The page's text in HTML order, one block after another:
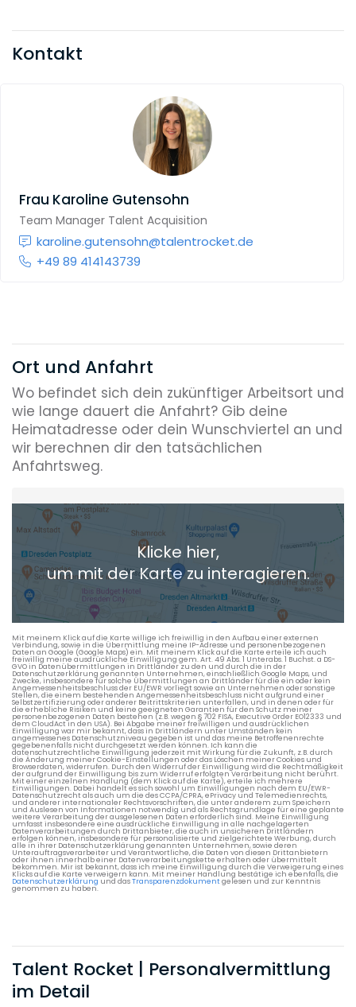
Kontakt
Frau Karoline Gutensohn
Team Manager Talent Acquisition
karoline.gutensohn@talentrocket.de
+49 89 414143739
Ort und Anfahrt
Wo befindet sich dein zukünftiger Arbeitsort und
wie lange dauert die Anfahrt? Gib deine
Heimatadresse oder dein Wunschviertel an und
wir berechnen dir den tatsächlichen
Anfahrtsweg.
Heimatadresse oder Wunschort
+ Aktuellen Standort hinzufügen
Die berechneten Anreisezeiten basieren auf den
Verkehrsdaten eines typischen Dienstag morgens um 8:30.
Klicke hier,
um mit der Karte zu interagieren.
Mit meinem Klick auf die Karte willige ich freiwillig in den Aufbau einer externen
Verbindung, sowie in die Übermittlung meine IP-Adresse und personenbezogenen
Daten an Google (Google Maps) ein. Mit meinem Klick auf die Karte erteile ich auch
freiwillig meine ausdrückliche Einwilligung gem. Art. 49 Abs. 1 Unterabs. 1 Buchst. a DS-
GVO in Datenübermittlungen in Drittländer zu den und durch die in der
Datenschutzerklärung genannten Unternehmen, einschließlich Google Maps, und
Zwecke, insbesondere für solche Übermittlungen an Drittländer für die ein oder kein
Angemessenheitsbeschluss der EU/EWR vorliegt sowie an Unternehmen oder sonstige
Stellen, die einem bestehenden Angemessenheitsbeschluss nicht aufgrund einer
Selbstzertifizierung oder anderer Beitrittskriterien unterfallen, und in denen oder für
die erhebliche Risiken und keine geeigneten Garantien für den Schutz meiner
personenbezogenen Daten bestehen (z.B. wegen § 702 FISA, Executive Order EO12333 und
dem CloudAct in den USA). Bei Abgabe meiner freiwilligen und ausdrücklichen
Einwilligung war mir bekannt, dass in Drittländern unter Umständen kein
angemessenes Datenschutzniveau gegeben ist und das meine Betroffenenrechte
gegebenenfalls nicht durchgesetzt werden können. Ich kann die
datenschutzrechtliche Einwilligung jederzeit mit Wirkung für die Zukunft, z.B. durch
die Änderung meiner Cookie-Einstellungen oder das Löschen meiner Cookies und
Browserdaten, widerrufen. Durch den Widerruf der Einwilligung wird die Rechtmäßigkeit
der aufgrund der Einwilligung bis zum Widerruf erfolgten Verarbeitung nicht berührt.
Mit einer einzelnen Handlung (dem Klick auf die Karte), erteile ich mehrere
Einwilligungen. Dabei handelt es sich sowohl um Einwilligungen nach dem EU/EWR-
Datenschutzrecht als auch um die des CCPA/CPRA, ePrivacy und Telemedienrechts,
und anderer internationaler Rechtsvorschriften, die unter anderem zum Speichern
und Auslesen von Informationen notwendig und als Rechtsgrundlage für eine geplante
weitere Verarbeitung der ausgelesenen Daten erforderlich sind. Meine Einwilligung
umfasst insbesondere eine ausdrückliche Einwilligung in alle nachgelagerten
Datenverarbeitungen durch Drittanbieter, die auch in unsicheren Drittländern
erfolgen können, insbesondere für personalisierte und zielgerichtete Werbung, durch
alle in ihrer Datenschutzerklärung genannten Unternehmen, sowie deren
Unterauftragsverarbeiter und Verantwortliche, die Daten von diesen Drittanbietern
oder ihnen innerhalb einer Datenverarbeitungskette erhalten oder übermittelt
bekommen. Mir ist bekannt, dass ich meine Einwilligung durch die Verweigerung eines
Klicks auf die Karte verweigern kann. Mit meiner Handlung bestätige ich ebenfalls, die
Datenschutzerklärung und dasTransparenzdokumentgelesen und zur Kenntnis
genommen zu haben.
Talent Rocket | Personalvermittlung
im Detail